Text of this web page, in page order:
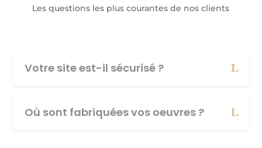
Les questions les plus courantes de nos clients
Votre site est-il sécurisé ?
Où sont fabriquées vos oeuvres ?